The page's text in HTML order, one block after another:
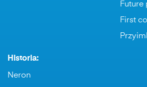
Future
First
Historia:
Neron